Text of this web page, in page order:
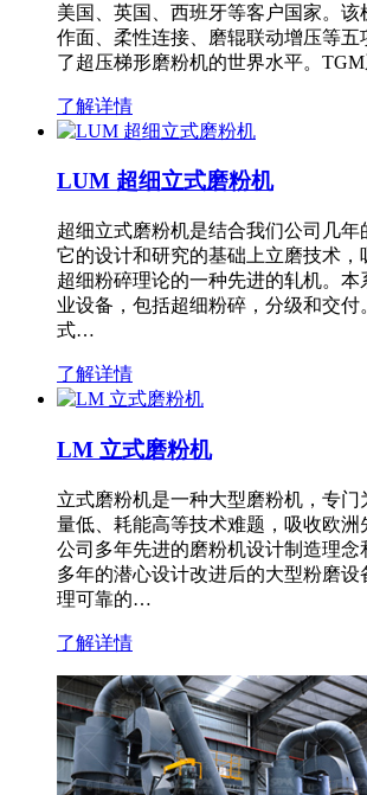
美国、英国、西班牙等客户国家。该
作面、柔性连接、磨辊联动增压等五
了超压梯形磨粉机的世界水平。
了解详情
LUM 超细立式磨粉机
超细立式磨粉机是结合我们公司几年
它的设计和研究的基础上立磨技术，
超细粉碎理论的一种先进的轧机。本
业设备，包括超细粉碎，分级和交
式…
了解详情
LM 立式磨粉机
立式磨粉机是一种大型磨粉机，专门
量低、耗能高等技术难题，吸收欧洲
公司多年先进的磨粉机设计制造理念
多年的潜心设计改进后的大型粉磨设
理可靠的…
了解详情